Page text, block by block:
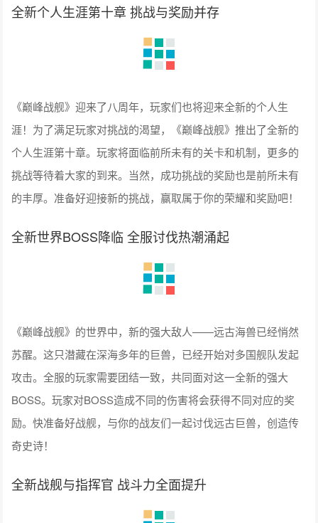
全新个人生涯第十章 挑战与奖励并存
《巅峰战舰》迎来了八周年，玩家们也将迎来全新的个人生
涯！为了满足玩家对挑战的渴望，《巅峰战舰》推出了全新的
个人生涯第十章。玩家将面临前所未有的关卡和机制，更多的
挑战等待着大家的到来。当然，成功挑战的奖励也是前所未有
的丰厚。准备好迎接新的挑战，赢取属于你的荣耀和奖励吧！
全新世界BOSS降临 全服讨伐热潮涌起
《巅峰战舰》的世界中，新的强大敌人——远古海兽已经悄然
苏醒。这只潜藏在深海多年的巨兽，已经开始对多国舰队发起
攻击。全服的玩家需要团结一致，共同面对这一全新的强大
BOSS。玩家对BOSS造成不同的伤害将会获得不同对应的奖
励。快准备好战舰，与你的战友们一起讨伐远古巨兽，创造传
奇史诗！
全新战舰与指挥官 战斗力全面提升